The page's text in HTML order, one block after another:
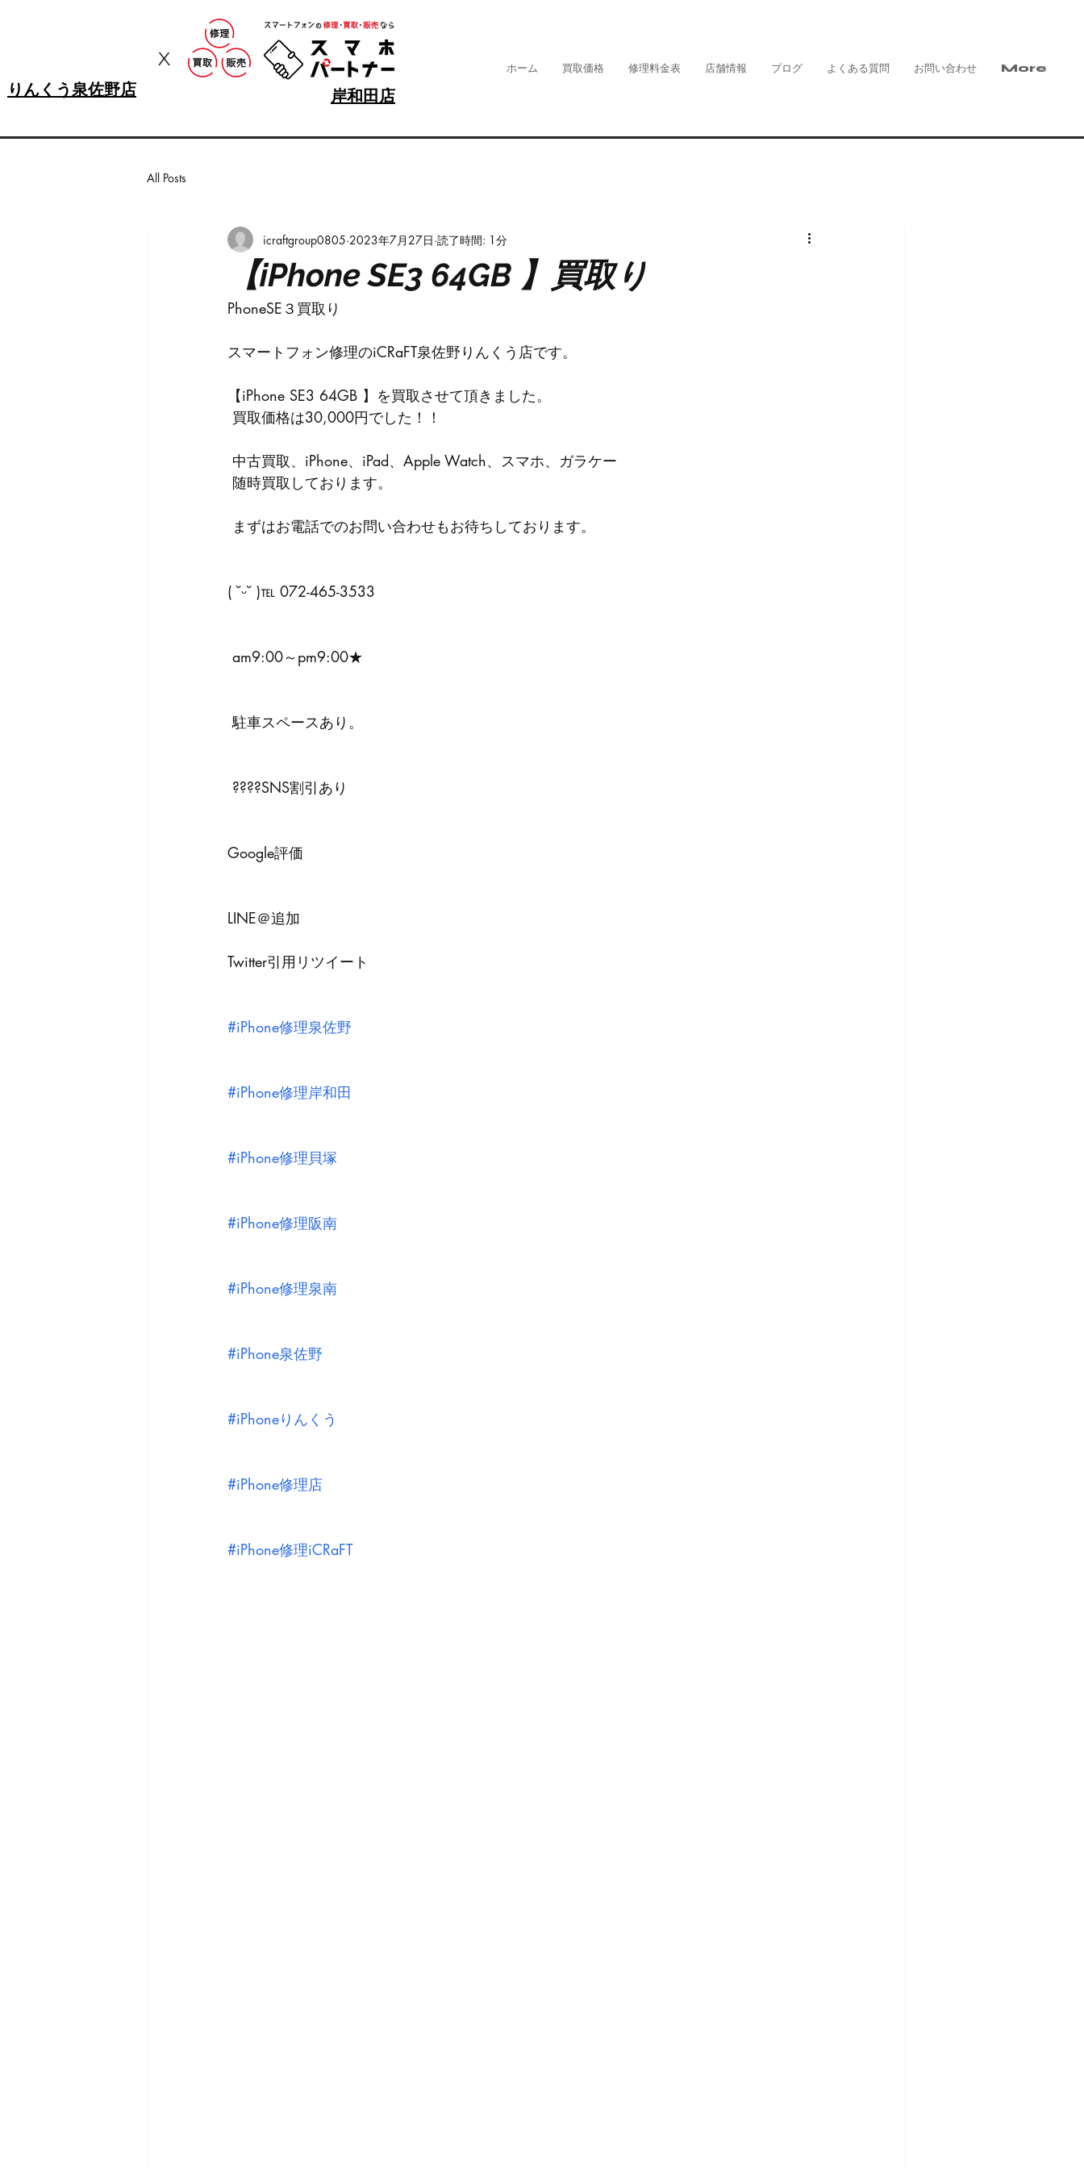
ホーム 買取価格 修理料金表 店舗情報 ブログ よくある質問 お問い合わせ More
りんくう泉佐野店
x
岸和田店
All Posts
【iPhone SE3 64GB 】買取り
icraftgroup0805 2023年7月27日 読了時間: 1分
PhoneSE３買取り
スマートフォン修理のiCRaFT泉佐野りんくう店です。
【iPhone SE3 64GB 】を買取させて頂きました。
買取価格は30,000円でした！！
中古買取、iPhone、iPad、Apple Watch、スマホ、ガラケー
随時買取しております。
まずはお電話でのお問い合わせもお待ちしております。
( ˘ᵕ˘ )℡ 072-465-3533
am9:00～pm9:00★
駐車スペースあり。
????SNS割引あり
Google評価
LINE＠追加
Twitter引用リツイート
#iPhone修理泉佐野
#iPhone修理岸和田
#iPhone修理貝塚
#iPhone修理阪南
#iPhone修理泉南
#iPhone泉佐野
#iPhoneりんくう
#iPhone修理店
#iPhone修理iCRaFT